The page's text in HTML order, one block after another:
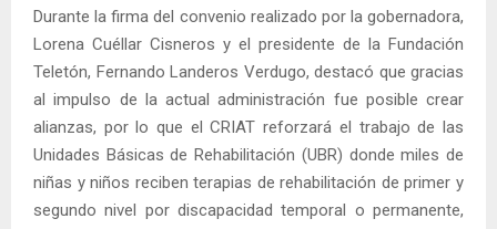
Durante la firma del convenio realizado por la gobernadora,
Lorena Cuéllar Cisneros y el presidente de la Fundación
Teletón, Fernando Landeros Verdugo, destacó que gracias
al impulso de la actual administración fue posible crear
alianzas, por lo que el CRIAT reforzará el trabajo de las
Unidades Básicas de Rehabilitación (UBR) donde miles de
niñas y niños reciben terapias de rehabilitación de primer y
segundo nivel por discapacidad temporal o permanente,